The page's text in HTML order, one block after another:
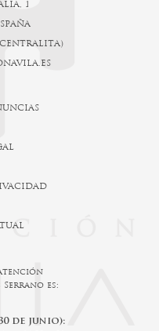
1
es:
de junio):